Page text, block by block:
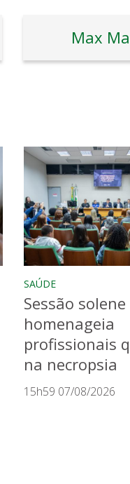
Max
SAÚDE
Sessão solene
homenageia
profissionais
na necropsia
15h59 07/08/2026